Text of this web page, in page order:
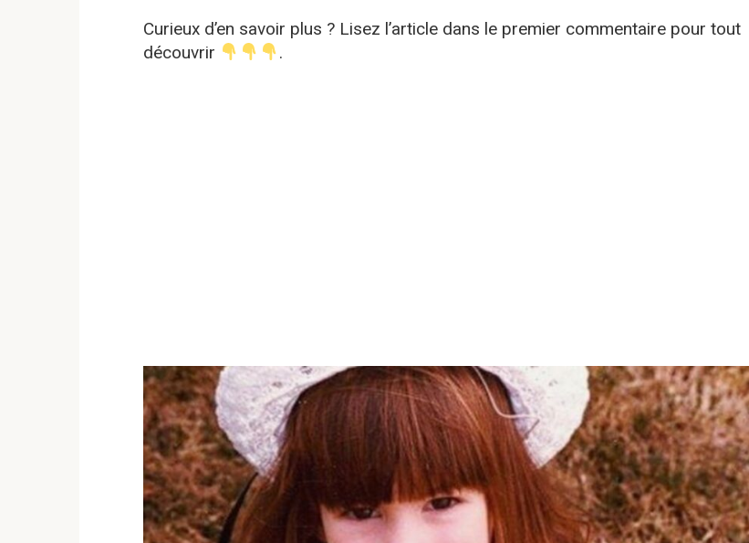
Curieux d’en savoir plus ? Lisez l’article dans le premier commentaire pour tout
découvrir
.